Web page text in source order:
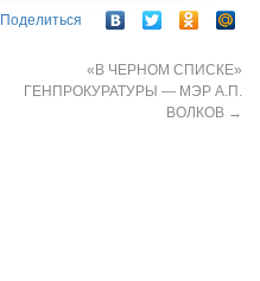
Поделиться
«В ЧЕРНОМ СПИСКЕ»
ГЕНПРОКУРАТУРЫ — МЭР А.П.
ВОЛКОВ →